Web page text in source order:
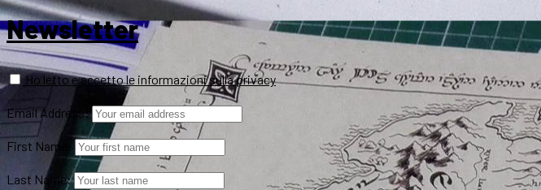
Newsletter
Ho letto e accetto le informazioni sulla privacy
Email Address:
First Name:
Last Name: